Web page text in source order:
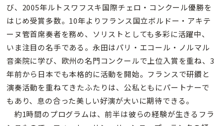
び、2005年ルトスワフスキ国際チェロ・コンクール優勝を
はじめ受賞多数。10年よりフランス国立ボルドー・アキテ
ーヌ管首席奏者を務め、ソリストとしても多彩に活躍中、
いま注目の名手である。永田はパリ・エコール・ノルマル
音楽院に学び、欧州の名門コンクールで上位入賞を重ね、3
年前から日本でも本格的に活動を開始。フランスで研鑽と
演奏活動を重ねてきたふたりは、公私ともにパートナーで
もあり、息の合った美しい好演が大いに期待できる。
約1時間のプログラムは、前半は彼らの経験が生きるフラ